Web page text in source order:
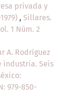
privada y
, Sillares.
1 Núm. 2
A. Rodríguez
industria. Seis
979-850-